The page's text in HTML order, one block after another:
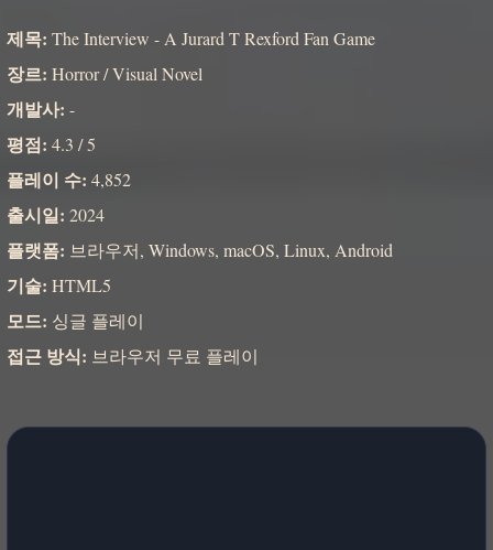
제목: The Interview - A Jurard T Rexford Fan Game
장르: Horror / Visual Novel
개발사: -
평점: 4.3 / 5
플레이 수: 4,852
출시일: 2024
플랫폼: 브라우저, Windows, macOS, Linux, Android
기술: HTML5
모드: 싱글 플레이
접근 방식: 브라우저 무료 플레이